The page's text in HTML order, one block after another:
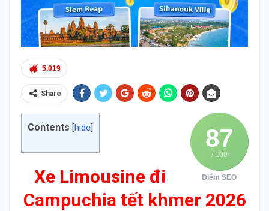
5.019
Share
87
/ 100
Điểm SEO
Contents hide
Xe Limousine đi
Campuchia tết khmer 2026